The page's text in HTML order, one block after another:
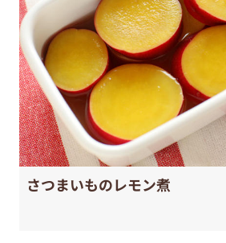
さつまいものレモン煮